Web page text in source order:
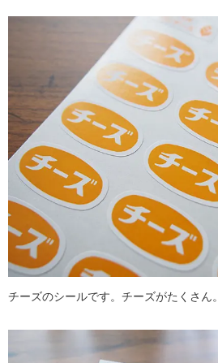
チーズのシールです。チーズがたくさん。